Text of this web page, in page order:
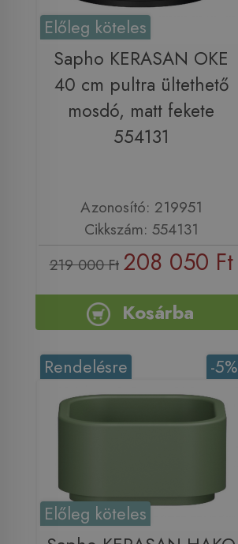
Előleg köteles
Sapho KERASAN OKE
40 cm pultra ültethető
mosdó, matt fekete
554131
Azonosító: 219951
Cikkszám: 554131
219 000 Ft 208 050 Ft
Kosárba
-5%
Rendelésre
Előleg köteles